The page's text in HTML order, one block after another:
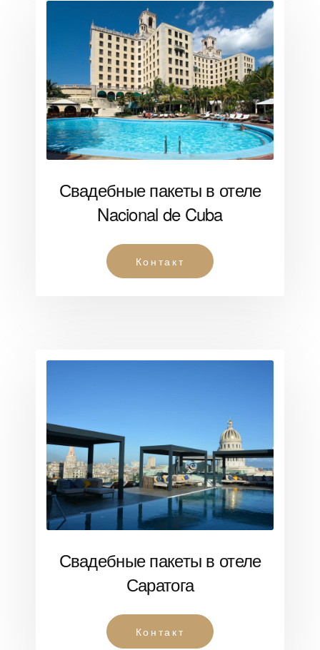
Свадебные пакеты в отеле
Nacional de Cuba
Контакт
Свадебные пакеты в отеле
Саратога
Контакт